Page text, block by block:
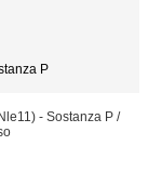
P
- Sostanza P /